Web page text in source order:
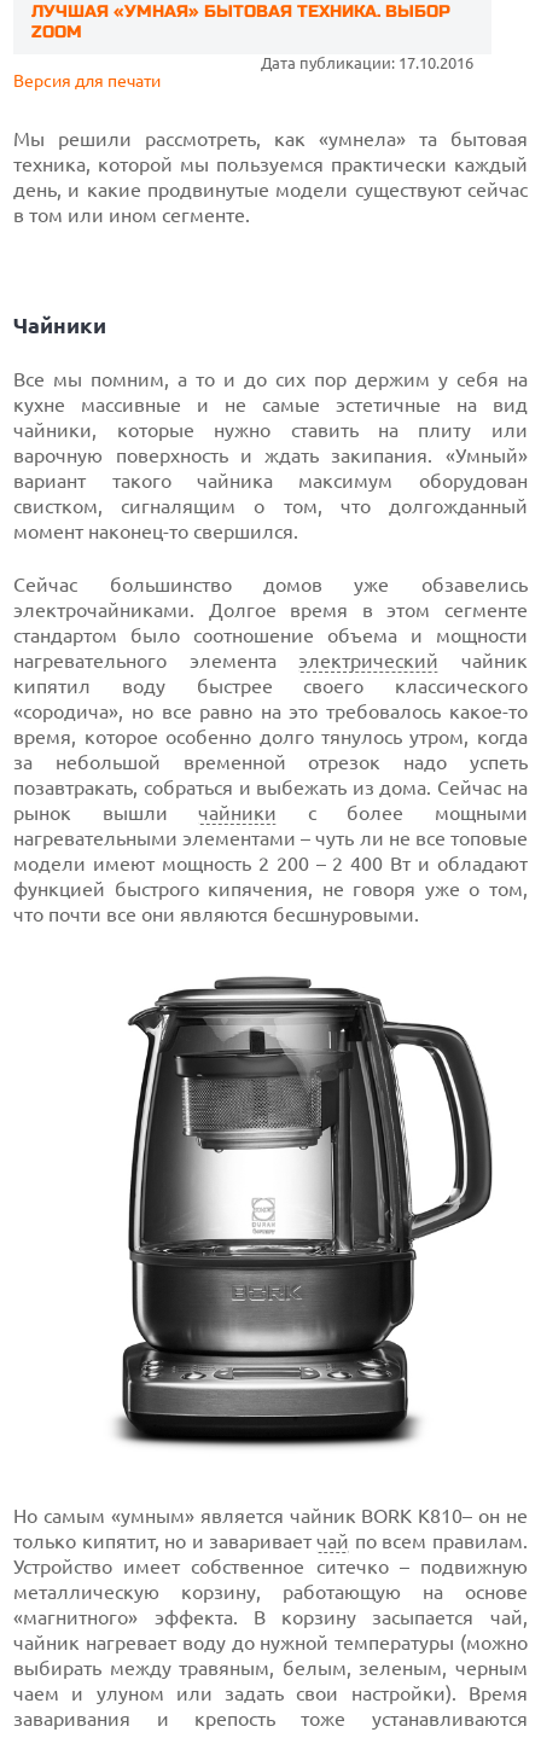
ЛУЧШАЯ «УМНАЯ» БЫТОВАЯ ТЕХНИКА. ВЫБОР
ZOOM
Дата публикации: 17.10.2016
Версия для печати
Мы решили рассмотреть, как «умнела» та бытовая
техника, которой мы пользуемся практически каждый
день, и какие продвинутые модели существуют сейчас
в том или ином сегменте.
Чайники
Все мы помним, а то и до сих пор держим у себя на
кухне массивные и не самые эстетичные на вид
чайники, которые нужно ставить на плиту или
варочную поверхность и ждать закипания. «Умный»
вариант такого чайника максимум оборудован
свистком, сигналящим о том, что долгожданный
момент наконец-то свершился.
Сейчас большинство домов уже обзавелись
электрочайниками. Долгое время в этом сегменте
стандартом было соотношение объема и мощности
нагревательного элемента электрический чайник
кипятил воду быстрее своего классического
«сородича», но все равно на это требовалось какое-то
время, которое особенно долго тянулось утром, когда
за небольшой временной отрезок надо успеть
позавтракать, собраться и выбежать из дома. Сейчас на
рынок вышличайники с более мощными
нагревательными элементами – чуть ли не все топовые
модели имеют мощность 2 200 – 2 400 Вт и обладают
функцией быстрого кипячения, не говоря уже о том,
что почти все они являются бесшнуровыми.
Но самым «умным» является чайник BORK K810– он не
только кипятит, но и завариваетчай по всем правилам.
Устройство имеет собственное ситечко – подвижную
металлическую корзину, работающую на основе
«магнитного» эффекта. В корзину засыпается чай,
чайник нагревает воду до нужной температуры (можно
выбирать между травяным, белым, зеленым, черным
чаем и улуном или задать свои настройки). Время
заваривания и крепость тоже устанавливаются